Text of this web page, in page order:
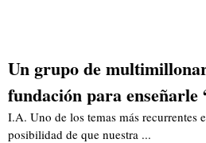
Un grupo de
fundación para enseñarle
I.A. Uno de los temas más recurrentes
posibilidad de que nuestra ...